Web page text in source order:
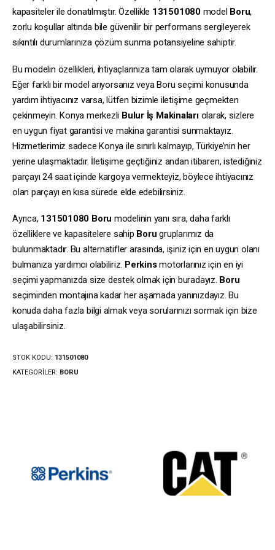
kapasiteler ile donatılmıştır. Özellikle 131501080model Boru,
zorlu koşullar altında bile güvenilir bir performans sergileyerek
sıkıntılı durumlarınıza çözüm sunma potansiyeline sahiptir.
Bu modelin özellikleri, ihtiyaçlarınıza tam olarak uymuyor olabilir.
Eğer farklı bir model arıyorsanız veya Boru seçimi konusunda
yardım ihtiyacınız varsa, lütfen bizimle iletişime geçmekten
çekinmeyin. Konya merkezli Bulur İş Makinalarıolarak, sizlere
en uygun fiyat garantisi ve makina garantisi sunmaktayız.
Hizmetlerimiz sadece Konya ile sınırlı kalmayıp, Türkiye’nin her
yerine ulaşmaktadır. İletişime geçtiğiniz andan itibaren, istediğiniz
parçayı 24 saat içinde kargoya vermekteyiz, böylece ihtiyacınız
olan parçayı en kısa sürede elde edebilirsiniz.
Ayrıca, 131501080 Boru modelinin yanı sıra, daha farklı
özelliklere ve kapasitelere sahip Boru gruplarımız da
bulunmaktadır. Bu alternatifler arasında, işiniz için en uygun olanı
bulmanıza yardımcı olabiliriz. Perkinsmotorlarınız için en iyi
seçimi yapmanızda size destek olmak için buradayız. Boru
seçiminden montajına kadar her aşamada yanınızdayız. Bu
konuda daha fazla bilgi almak veya sorularınızı sormak için bize
ulaşabilirsiniz.
STOK KODU: 131501080
KATEGORILER: BORU